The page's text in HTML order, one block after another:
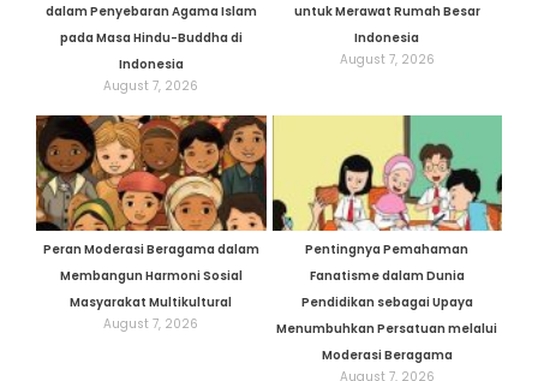
dalam Penyebaran Agama Islam
pada Masa Hindu-Buddha di
Indonesia
August 7, 2026
untuk Merawat Rumah Besar
Indonesia
August 7, 2026
Peran Moderasi Beragama dalam
Membangun Harmoni Sosial
Masyarakat Multikultural
August 7, 2026
Pentingnya Pemahaman
Fanatisme dalam Dunia
Pendidikan sebagai Upaya
Menumbuhkan Persatuan melalui
Moderasi Beragama
August 7, 2026